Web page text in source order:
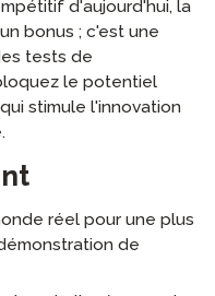
d'aujourd'hui, la
bonus ; c'est une
tests de
le potentiel
stimule l'innovation
réel pour une plus
de